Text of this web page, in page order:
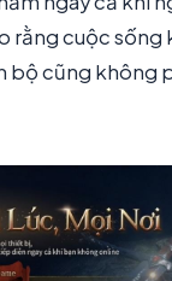
rằng cuộc sống
bộ cũng không